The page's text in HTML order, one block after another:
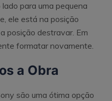
para uma pequena
ele está na posição
posição destravar. Em
formatar novamente.
a Obra
são uma ótima opção